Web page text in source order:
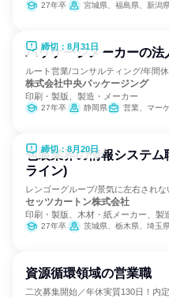
27年卒 宮城県、福島県、新潟県、広島県
締切：8月31日
パッケージメーカーの法
ルート営業/コンサルティング/年間
株式会社中央パッケージング
印刷・製版、製造・メーカー
27年卒 静岡県 営業、マー
締切：8月20日
包装業界の情報システ
ライン)
レンゴーグループ/景気に左右され
セッツカートン株式会社
印刷・製版、木材・紙メーカー、製
27年卒 茨城県、栃木県、埼玉県、東京都、新潟県、福井県、岐阜県、愛知県、大阪府
資源循環領域の営業職
二次募集開始／年休実質130日！内